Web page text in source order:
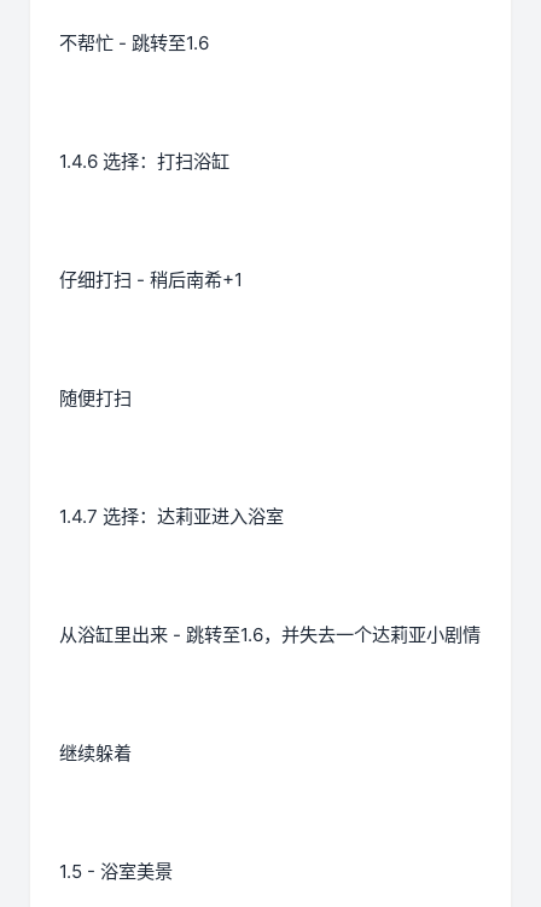
不帮忙 - 跳转至1.6
1.4.6 选择：打扫浴缸
仔细打扫 - 稍后南希+1
随便打扫
1.4.7 选择：达莉亚进入浴室
从浴缸里出来 - 跳转至1.6，并失去一个达莉亚小剧情
继续躲着
1.5 - 浴室美景